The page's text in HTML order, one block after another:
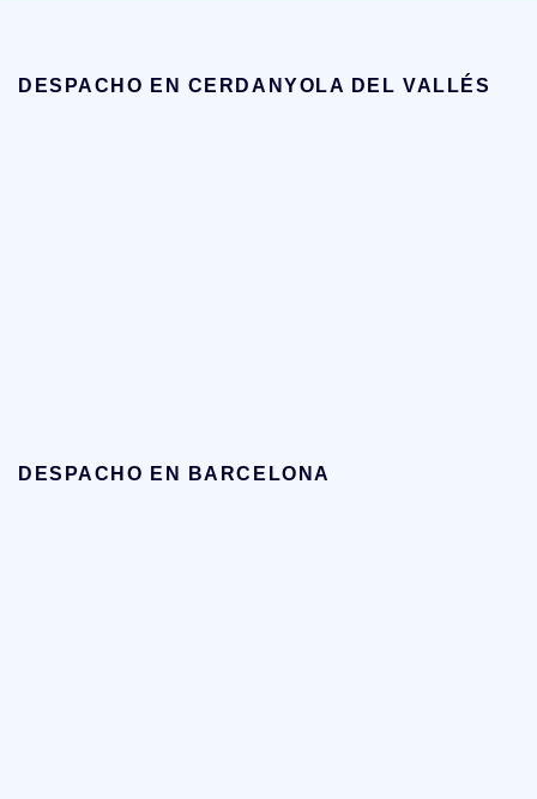
DESPACHO EN CERDANYOLA DEL VALLÉS
DESPACHO EN BARCELONA